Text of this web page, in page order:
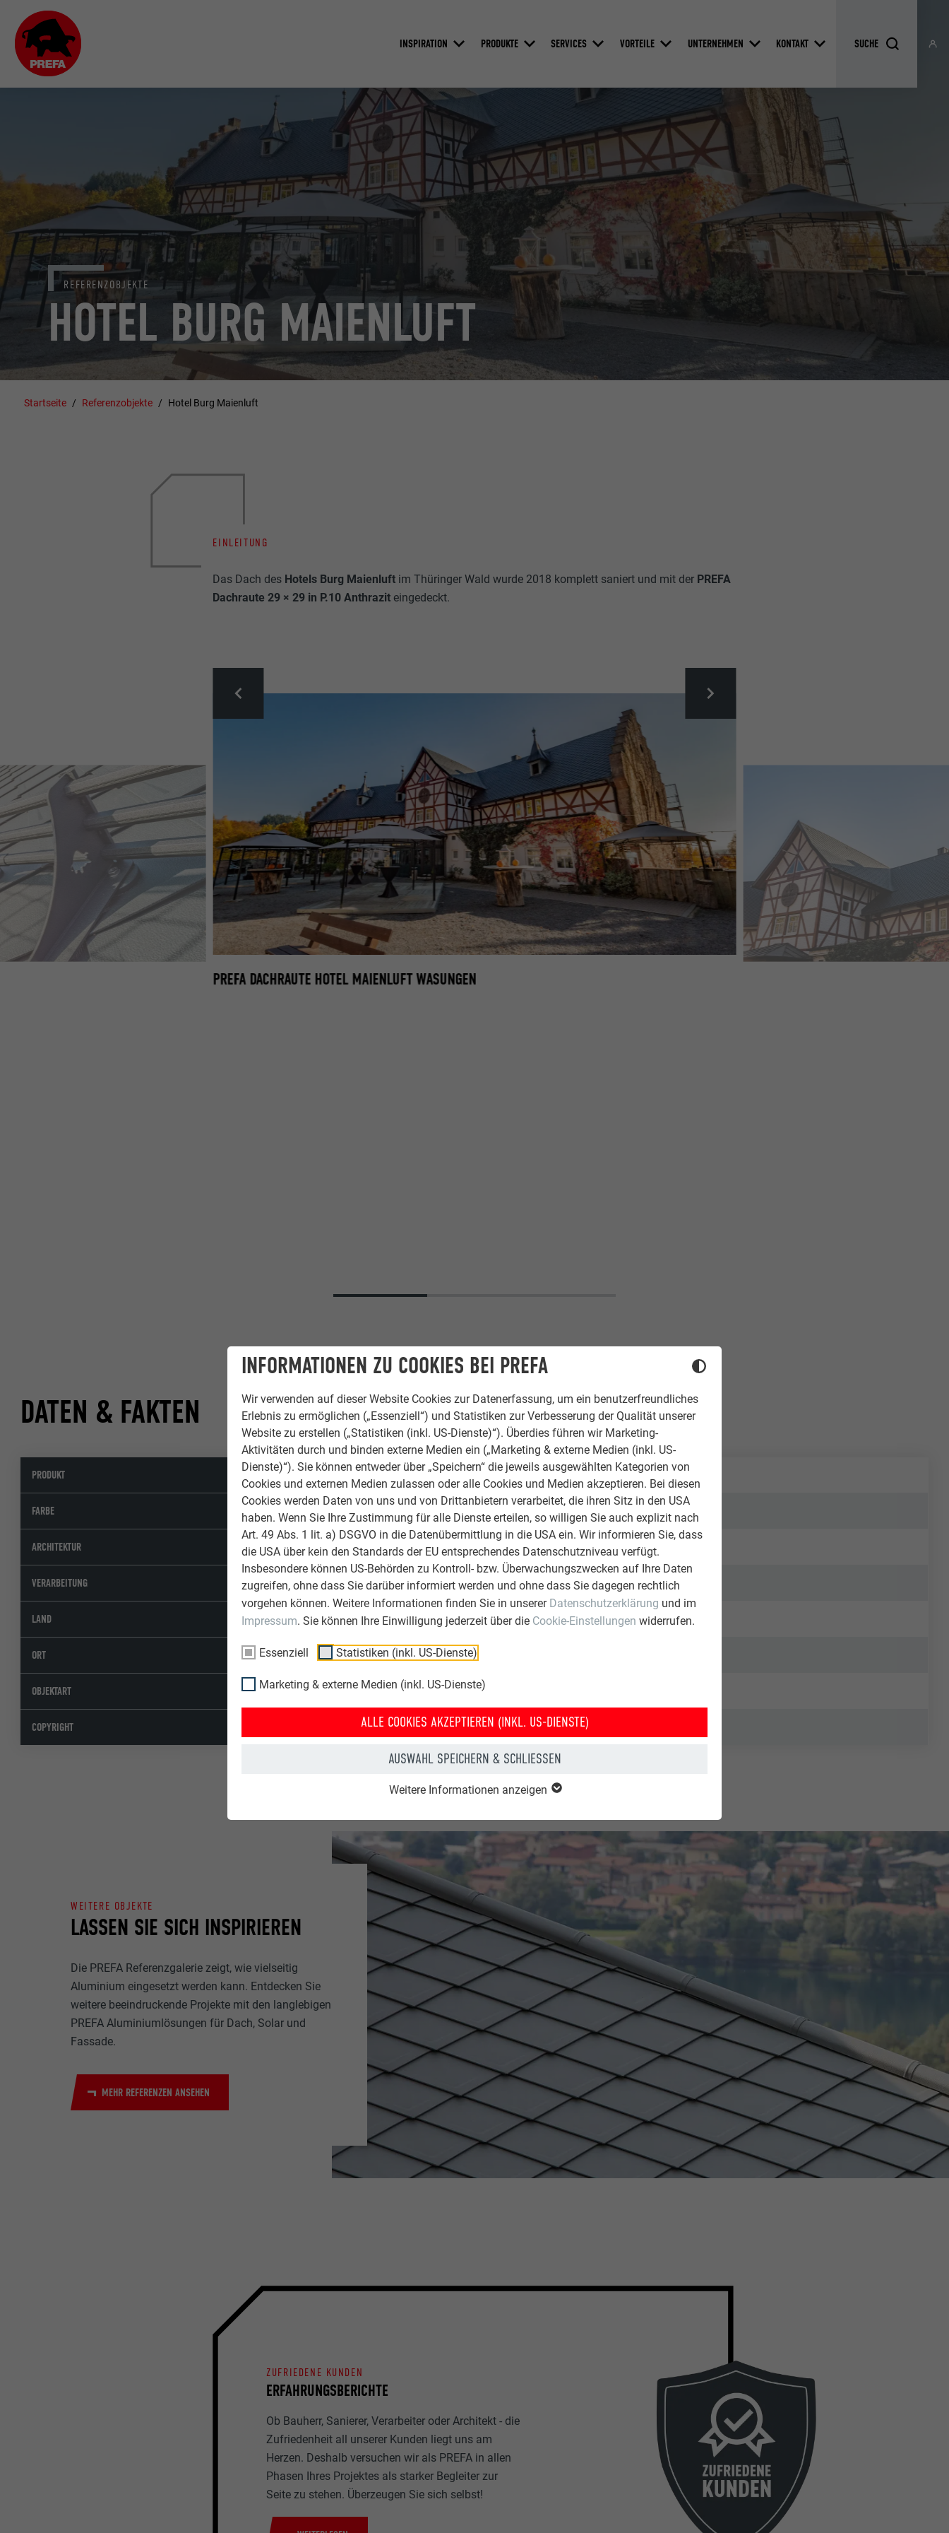
INFORMATIONEN ZU COOKIES BEI PREFA
Wir verwenden auf dieser Website Cookies zur Datenerfassung, um ein benutzerfreundliches
Erlebnis zu ermöglichen („Essenziell“) und Statistiken zur Verbesserung der Qualität unserer
Website zu erstellen („Statistiken (inkl. US-Dienste)“). Überdies führen wir Marketing-
Aktivitäten durch und binden externe Medien ein („Marketing & externe Medien (inkl. US-
Dienste)“). Sie können entweder über „Speichern“ die jeweils ausgewählten Kategorien von
Cookies und externen Medien zulassen oder alle Cookies und Medien akzeptieren. Bei diesen
Cookies werden Daten von uns und von Drittanbietern verarbeitet, die ihren Sitz in den USA
haben. Wenn Sie Ihre Zustimmung für alle Dienste erteilen, so willigen Sie auch explizit nach
Art. 49 Abs. 1 lit. a) DSGVO in die Datenübermittlung in die USA ein. Wir informieren Sie, dass
die USA über kein den Standards der EU entsprechendes Datenschutzniveau verfügt.
Insbesondere können US-Behörden zu Kontroll- bzw. Überwachungszwecken auf Ihre Daten
zugreifen, ohne dass Sie darüber informiert werden und ohne dass Sie dagegen rechtlich
vorgehen können. Weitere Informationen finden Sie in unserer Datenschutzerklärung und im
Impressum. Sie können Ihre Einwilligung jederzeit über die Cookie-Einstellungen widerrufen.
Essenziell Statistiken (inkl. US-Dienste)
Marketing & externe Medien (inkl. US-Dienste)
ALLE COOKIES AKZEPTIEREN (INKL. US-DIENSTE)
AUSWAHL SPEICHERN & SCHLIESSEN
Weitere Informationen anzeigen
INSPIRATION PRODUKTE SERVICES VORTEILE UNTERNEHMEN KONTAKT
HOTEL BURG MAIENLUFT
REFERENZOBJEKTE
Startseite Referenzobjekte Hotel Burg Maienluft
EINLEITUNG
Das Dach des Hotels Burg Maienluft im Thüringer Wald wurde 2018 komplett saniert und mit der PREFA
Dachraute 29 × 29 in P.10 Anthrazit eingedeckt.
PREFA DACHRAUTE HOTEL MAIENLUFT WASUNGEN
DATEN & FAKTEN
PRODUKT Dachraute 29 × 29
FARBE 02 P.10 Anthrazit
ARCHITEKTUR Bauingenieur Dipl.-Ing. Jens Weisheit
VERARBEITUNG Forch Bedachungen GmbH
LAND Deutschland
ORT Wasungen
OBJEKTART Hotels & Gastronomie
COPYRIGHT
LASSEN SIE SICH INSPIRIEREN
WEITERE OBJEKTE
Die PREFA Referenzgalerie zeigt, wie vielseitig
Aluminium eingesetzt werden kann. Entdecken Sie
weitere beeindruckende Projekte mit den langlebigen
PREFA Aluminiumlösungen für Dach, Solar und
Fassade.
MEHR REFERENZEN ANSEHEN
ERFAHRUNGSBERICHTE
ZUFRIEDENE KUNDEN
Ob Bauherr, Sanierer, Verarbeiter oder Architekt - die
Zufriedenheit all unserer Kunden liegt uns am
Herzen. Deshalb versuchen wir als PREFA in allen
Phasen Ihres Projektes als starker Begleiter zur
Seite zu stehen. Überzeugen Sie sich selbst!